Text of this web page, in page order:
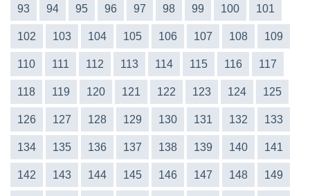
93 94 95 96 97 98 99 100 101
102 103 104 105 106 107 108 109
110 111 112 113 114 115 116 117
118 119 120 121 122 123 124 125
126 127 128 129 130 131 132 133
134 135 136 137 138 139 140 141
142 143 144 145 146 147 148 149